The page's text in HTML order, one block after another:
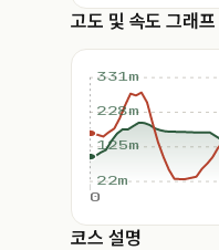
고도 및 속도 그래프
0
331m
228m
125m
22m
코스 설명